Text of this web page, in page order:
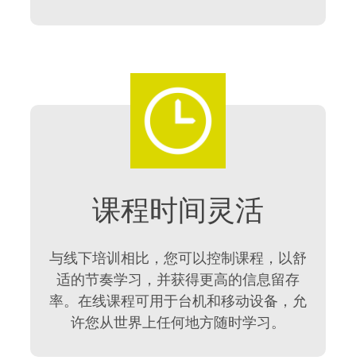
课程时间灵活
与线下培训相比，您可以控制课程，以舒
适的节奏学习，并获得更高的信息留存
率。在线课程可用于台机和移动设备，允
许您从世界上任何地方随时学习。